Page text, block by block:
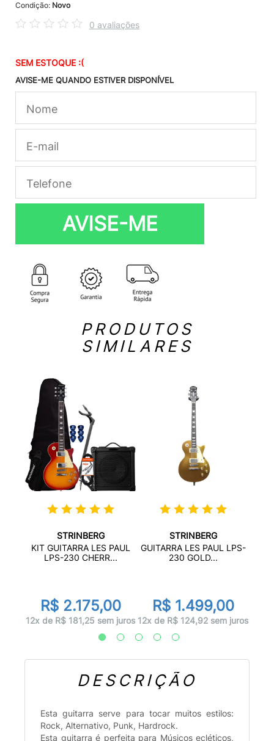
Condição: Novo
0 avaliações
SEM ESTOQUE :(
AVISE-ME QUANDO ESTIVER DISPONÍVEL
AVISE-ME
PRODUTOS
SIMILARES
STRINBERG
KIT GUITARRA LES PAUL
LPS-230 CHERR...
R$ 2.175,00
12x de R$ 181,25 sem juros
STRINBERG
GUITARRA LES PAUL LPS-
230 GOLD...
R$ 1.499,00
12x de R$ 124,92 sem juros
DESCRIÇÃO
Esta guitarra serve para tocar muitos estilos:
Rock, Alternativo, Punk, Hardrock.
Esta guitarra é perfeita para Músicos ecléticos,